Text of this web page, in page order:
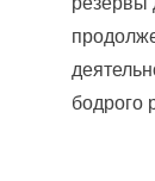
бодрого